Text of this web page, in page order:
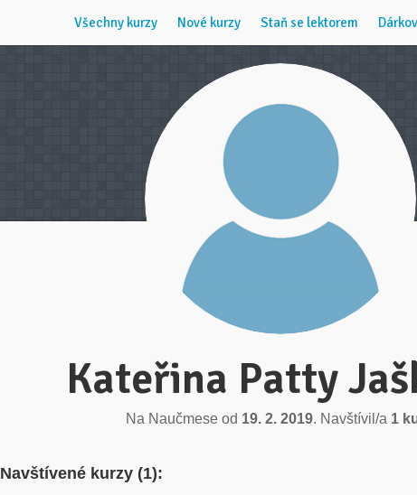
Všechny kurzy Nové kurzy Staň se lektorem
Kateřina Patty
Na Naučmese od 19. 2. 2019. Navštívil/a 1
Navštívené kurzy (1):